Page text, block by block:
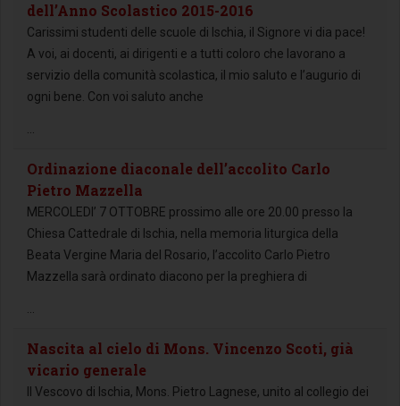
dell’Anno Scolastico 2015-2016
Carissimi studenti delle scuole di Ischia, il Signore vi dia pace!
A voi, ai docenti, ai dirigenti e a tutti coloro che lavorano a
servizio della comunità scolastica, il mio saluto e l’augurio di
ogni bene. Con voi saluto anche
Ordinazione diaconale dell’accolito Carlo
Pietro Mazzella
MERCOLEDI’ 7 OTTOBRE prossimo alle ore 20.00 presso la
Chiesa Cattedrale di Ischia, nella memoria liturgica della
Beata Vergine Maria del Rosario, l’accolito Carlo Pietro
Mazzella sarà ordinato diacono per la preghiera di
Nascita al cielo di Mons. Vincenzo Scoti, già
vicario generale
Il Vescovo di Ischia, Mons. Pietro Lagnese, unito al collegio dei